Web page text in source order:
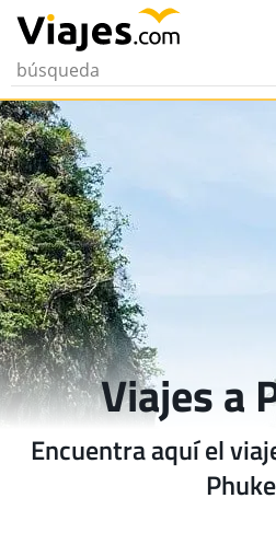
Viajes a
Encuentra aquí el